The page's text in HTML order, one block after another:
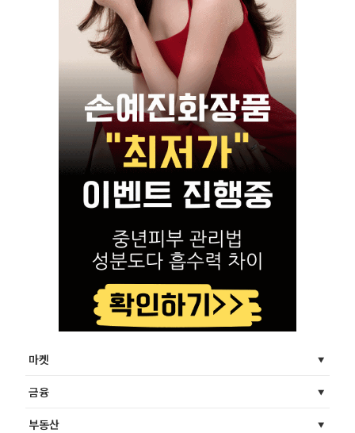
마켓
금융
부동산